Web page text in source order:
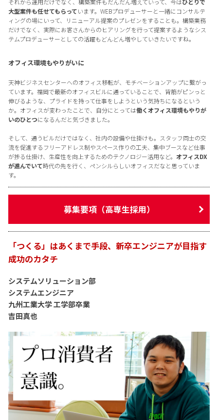
大型案件も任せてもらっています。WEBプロデューサーと一緒にコンサルテ
ィングの場にいって、リニューアル提案のプレゼンをすることも。構築業務
だけでなく、実際にお客さんからのヒアリングを行って提案するようなシス
テムプロデューサーとしての活躍もどんどん増やしていきたいですね。
オフィス環境もやりがいに
天神ビジネスセンターへのオフィス移転が、モチベーションアップに繋がっ
ています。福岡で最新のオフィスビルに通っていることで、背筋がピンっと
伸びるような、プライドを持って仕事をしようという気持ちになるという
か。オフィスが変わったことで、自分にとっては働くオフィス環境もやりが
いのひとつになるんだと気づきました。
そして、通うビルだけではなく、社内の設備や仕掛けも。スタッフ同士の交
流を促進するフリーアドレス制やスペース作りの工夫、集中ブースなど仕事
が捗る仕掛け、生産性を向上するためのテクノロジー活用など。 オフィスDX
が進んでいて時代の先を行く、ペンシルらしいオフィスだなと思っていま
す。
募集要項（高専生採用）
「つくる」はあくまで手段、新卒エンジニアが目指す
成功のカタチ
システムソリューション部
システムエンジニア
九州工業大学 工学部卒業
吉田真也